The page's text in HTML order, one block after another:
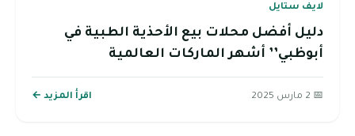
لايف ستايل
دليل أفضل محلات بيع الأحذية الطبية في
أبوظبي’’ أشهر الماركات العالمية
📅 2 مارس 2025 اقرأ المزيد ←